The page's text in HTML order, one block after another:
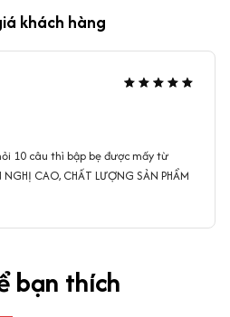
khách hàng
10 câu thì bập bẹ được mấy từ
CAO, CHẤT LƯỢNG SẢN PHẨM
bạn thích